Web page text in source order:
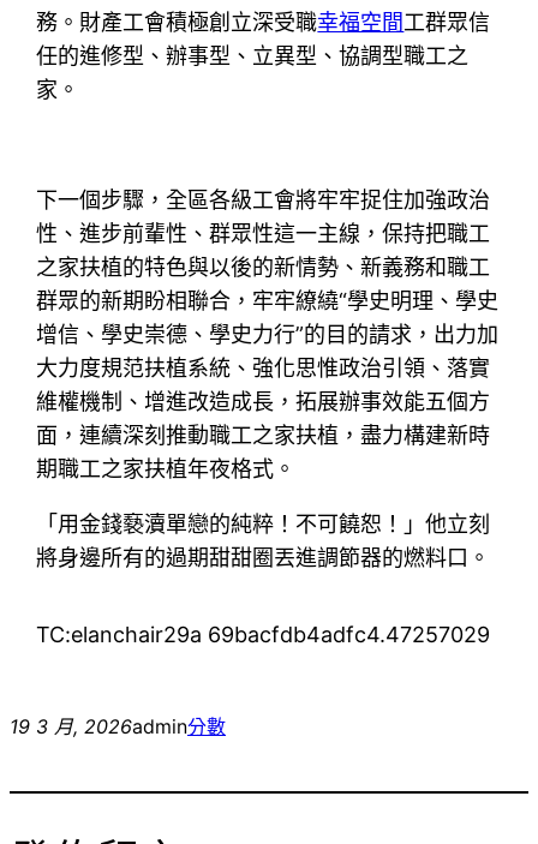
務。財產工會積極創立深受職幸福空間工群眾信
任的進修型、辦事型、立異型、協調型職工之
家。
下一個步驟，全區各級工會將牢牢捉住加強政治
性、進步前輩性、群眾性這一主線，保持把職工
之家扶植的特色與以後的新情勢、新義務和職工
群眾的新期盼相聯合，牢牢繚繞“學史明理、學史
增信、學史崇德、學史力行”的目的請求，出力加
大力度規范扶植系統、強化思惟政治引領、落實
維權機制、增進改造成長，拓展辦事效能五個方
面，連續深刻推動職工之家扶植，盡力構建新時
期職工之家扶植年夜格式。
「用金錢褻瀆單戀的純粹！不可饒恕！」他立刻
將身邊所有的過期甜甜圈丟進調節器的燃料口。
TC:elanchair29a 69bacfdb4adfc4.47257029
19 3 月, 2026admin分數